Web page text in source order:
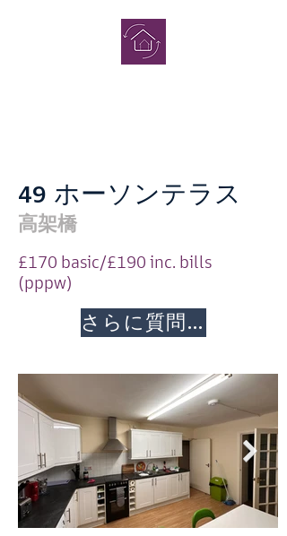
49 ホーソンテラス
高架橋
£170 basic/£190 inc. bills
(pppw)
問い合わせ さらに質問する